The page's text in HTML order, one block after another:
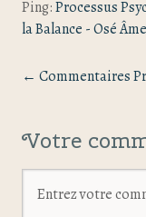
Ping:Processus
la Balance - Osé Âme
← Commentaires
Votre